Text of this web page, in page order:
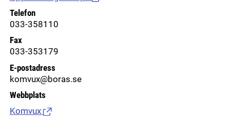
Telefon
033-358110
Fax
033-353179
E-postadress
komvux@boras.se
Webbplats
Komvux (Länk till extern sida.)